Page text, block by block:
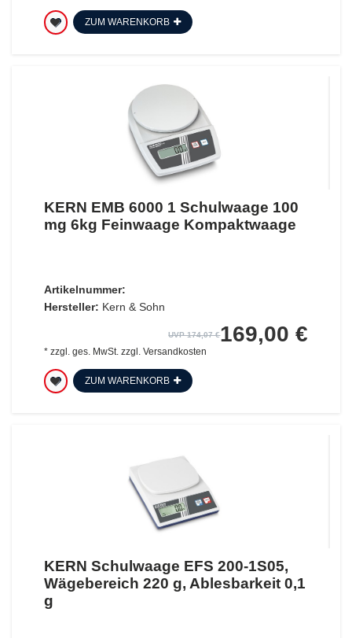
ZUM WARENKORB
KERN EMB 6000 1 Schulwaage 100
mg 6kg Feinwaage Kompaktwaage
Artikelnummer:
Hersteller: Kern & Sohn
UVP 174,07 €169,00 €
* zzgl. ges. MwSt.zzgl. Versandkosten
ZUM WARENKORB
KERN Schulwaage EFS 200-1S05,
Wägebereich 220 g, Ablesbarkeit 0,1
g